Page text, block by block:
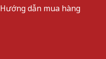
Hướng dẫn mua hàng